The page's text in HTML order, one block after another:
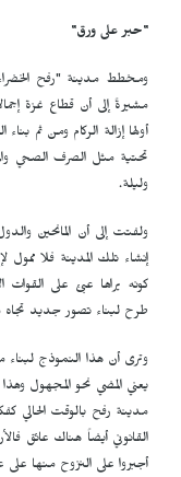
"حبر على ورق"
ومخطط مدينة "رفح
مشيرةً إلى أن قطاع غزة
أولها إزالة الركام ومن ثم
تحتية مثل الصرف الصحي
وليلة.
ولفتت إلى أن المانحين
إنشاء تلك المدينة فلا ممول
كونه يراها عبئ على القوات
طرح لبناء تصور جديد تجاه
وترى أن هذا النموذج
يعني المضي نحو المجهول
مدينة رفح بالوقت الحالي
القانوني أيضاً هناك عائق
أجبروا على النزوح منها على